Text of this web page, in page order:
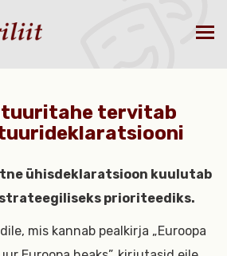
tervitab
ühisdeklaratsioon kuulutab
prioriteediks.
mis kannab pealkirja „Euroopa